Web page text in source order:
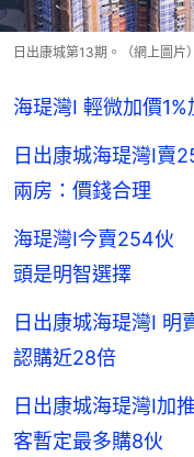
日出康城第13期。（網上圖片）
海瑅灣I 輕微加價
日出康城海瑅灣I賣
兩房：價錢合理
海瑅灣I今賣254伙
頭是明智選擇
日出康城海瑅灣I
認購近28倍
日出康城海瑅灣I
客暫定最多購8伙